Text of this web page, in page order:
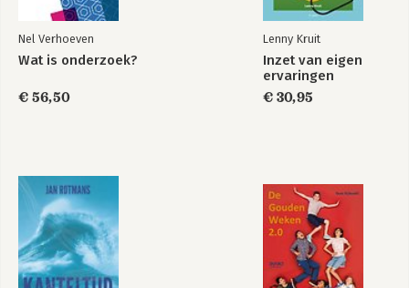
Nel Verhoeven
Wat is onderzoek?
€ 56,50
Lenny Kruit
Inzet van eigen
ervaringen
€ 30,95